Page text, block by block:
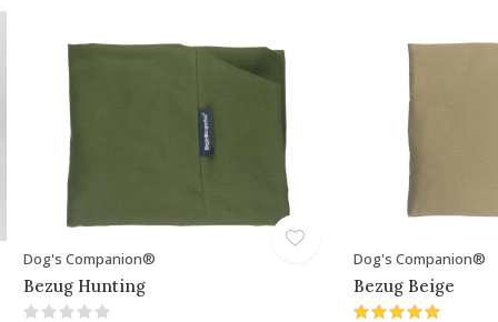
Dog's Companion®
Bezug Hunting
Dog's Companion®
Bezug Beige